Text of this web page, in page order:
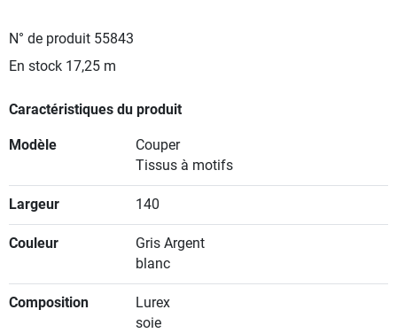
N° de produit 55843
En stock 17,25 m
Caractéristiques du produit
Modèle
Couper
Tissus à motifs
Largeur 140
Couleur
Gris Argent
blanc
Composition
Lurex
soie